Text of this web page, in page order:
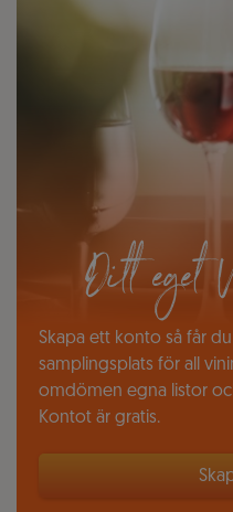
Ditt eget
Skapa ett konto så får
samplingsplats för all
omdömen egna listor
Kontot är gratis.